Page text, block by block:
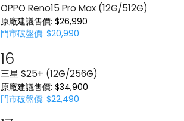
OPPO Reno15 Pro Max (12G/512G)
原廠建議售價: $26,990
門市破盤價: $20,990
三星 S25+ (12G/256G)
原廠建議售價: $34,900
門市破盤價: $22,490